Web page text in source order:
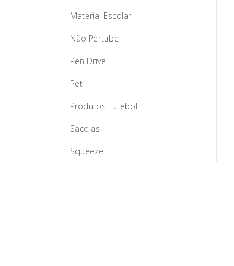
Material Escolar
Não Pertube
Pen Drive
Pet
Produtos Futebol
Sacolas
Squeeze